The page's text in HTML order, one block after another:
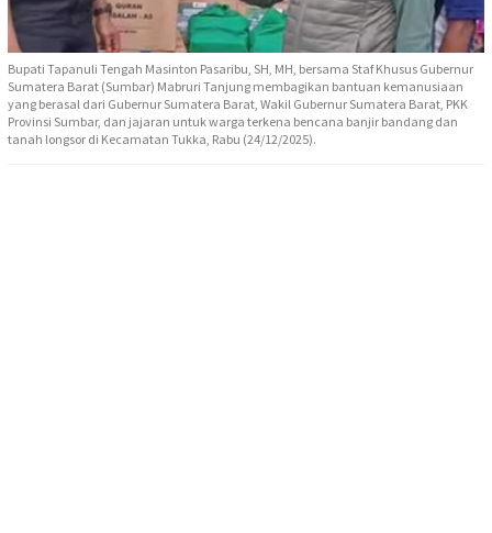
Bupati Tapanuli Tengah Masinton Pasaribu, SH, MH, bersama Staf Khusus Gubernur
Sumatera Barat (Sumbar) Mabruri Tanjung membagikan bantuan kemanusiaan
yang berasal dari Gubernur Sumatera Barat, Wakil Gubernur Sumatera Barat, PKK
Provinsi Sumbar, dan jajaran untuk warga terkena bencana banjir bandang dan
tanah longsor di Kecamatan Tukka, Rabu (24/12/2025).